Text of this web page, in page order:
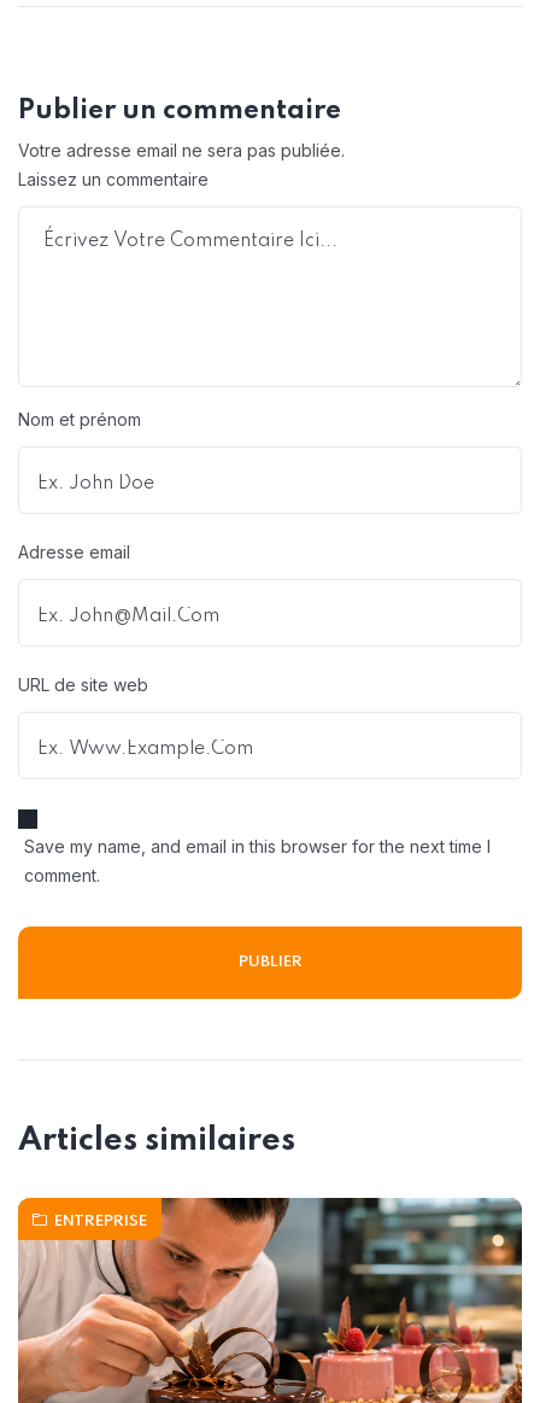
Publier un commentaire
Votre adresse email ne sera pas publiée.
Laissez un commentaire
Nom et prénom
Adresse email
URL de site web
Save my name, and email in this browser for the next time I
comment.
Articles similaires
ENTREPRISE